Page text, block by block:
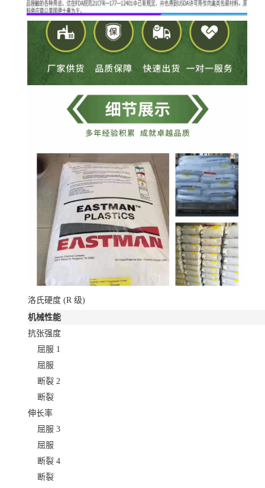
洛氏硬度 (R 级)
机械性能
抗张强度
屈服 1
屈服
断裂 2
断裂
伸长率
屈服 3
屈服
断裂 4
断裂